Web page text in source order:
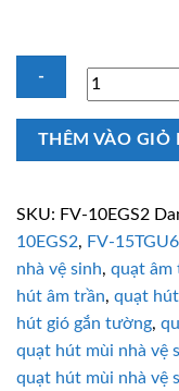
Quạt
vệ
10EGS2
4.3W
số
lượng
THÊM VÀO GIỎ
SKU: FV-10EGS2
10EGS2, FV-15TGU6
nhà vệ sinh, quạt âm
hút âm trần, quạt
hút gió gắn tường,
quạt hút mùi nhà vệ
quạt hút mùi nhà vệ